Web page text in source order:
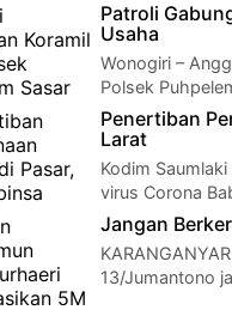
Patroli
Usaha
Wonogiri –
Polsek
Penertiban
Larat
Kodim
virus Corona
Jangan
13/Jumantono